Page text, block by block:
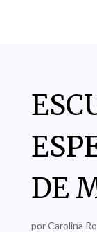
DE
porCarolina